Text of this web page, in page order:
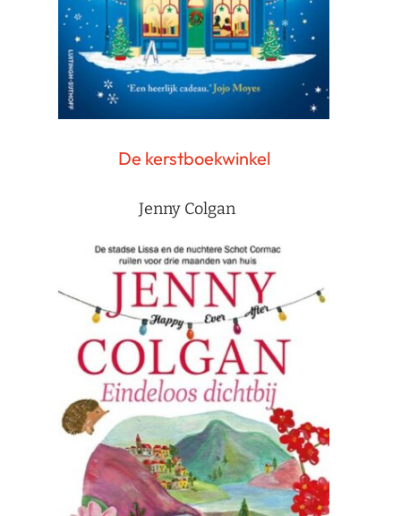
De kerstboekwinkel
Jenny Colgan